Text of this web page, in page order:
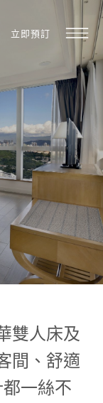
立即預訂
1
雙人床及
間、舒適
一絲不